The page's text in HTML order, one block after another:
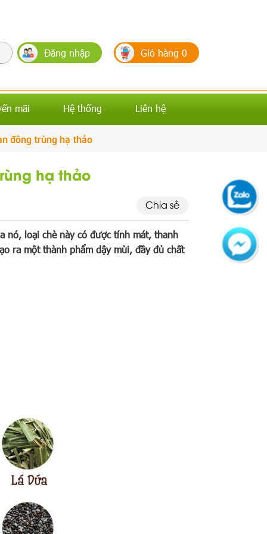
Đăng nhập Giỏ hàng 0
mãi Hệ thống Liên hệ
đông trùng hạ thảo
hạ thảo
Chia sẻ
nó, loại chè này có được tính mát, thanh
ra một thành phẩm dậy mùi, đầy đủ chất